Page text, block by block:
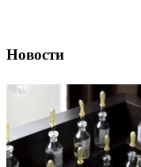
Новости